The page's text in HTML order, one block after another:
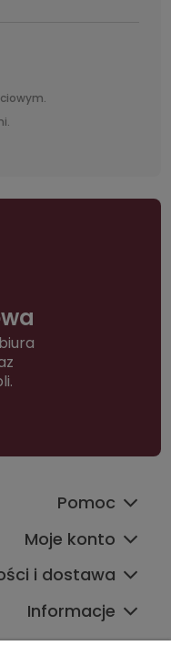
Pomoc
Moje konto
i dostawa
Informacje
ze sklepem